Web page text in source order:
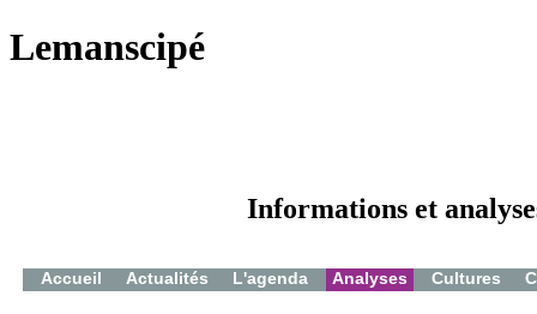
Lemanscipé
Informations et
Accueil Actualités L'agenda Analyses Cultures